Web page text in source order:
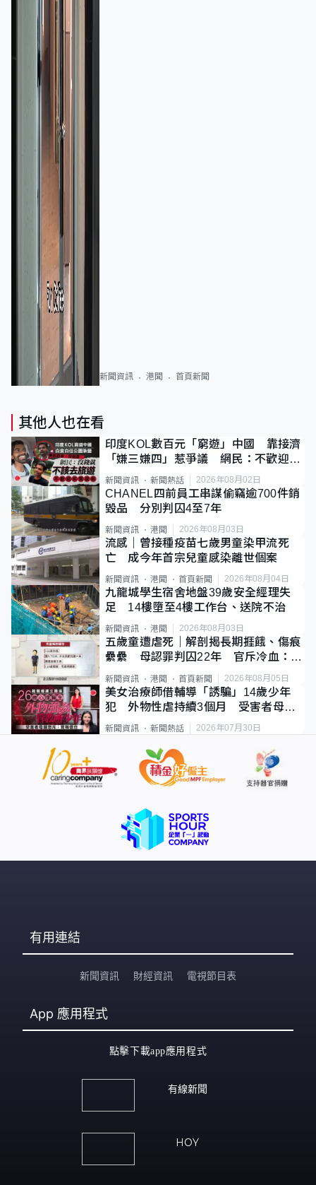
新聞資訊 港聞 首頁新聞
其他人也在看
印度KOL數百元「窮遊」中國 靠接濟
「嫌三嫌四」惹爭議 網民：不歡迎劣
質旅客
新聞資訊 新聞熱話 2026年08月02日
CHANEL四前員工串謀偷竊逾700件銷
毀品 分別判囚4至7年
新聞資訊 港聞 2026年08月03日
流感｜曾接種疫苗七歲男童染甲流死
亡 成今年首宗兒童感染離世個案
新聞資訊 港聞 首頁新聞 2026年08月04日
九龍城學生宿舍地盤39歲安全經理失
足 14樓墮至4樓工作台、送院不治
新聞資訊 港聞 2026年08月03日
五歲童遭虐死｜解剖揭長期捱餓、傷痕
纍纍 母認罪判囚22年 官斥冷血：同
類案最惡劣
新聞資訊 港聞 首頁新聞 2026年08月05日
美女治療師借輔導「誘騙」14歲少年
犯 外物性虐持續3個月 受害者母：
要保護其他人
新聞資訊 新聞熱話 2026年07月30日
有用連結
新聞資訊 財經資訊 電視節目表
App 應用程式
點擊下載app應用程式
有線新聞
HOY